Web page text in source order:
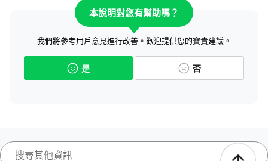
本說明對您有幫助嗎？
我們將參考用戶意見進行改善。歡迎提供您的寶貴建議。
是 否